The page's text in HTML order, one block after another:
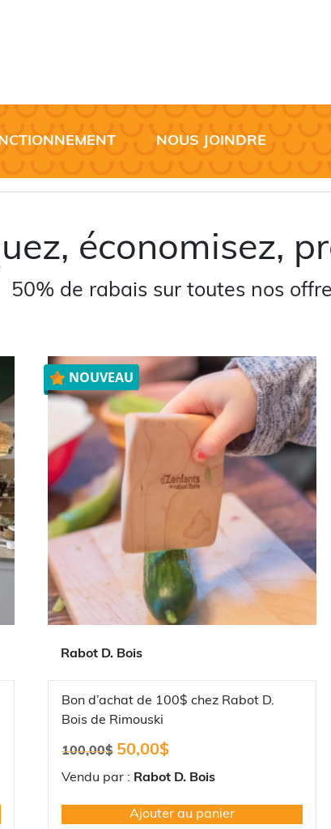
NOUS JOINDRE
économisez,
50% de rabais sur toutes nos
NOUVEAU
Rabot D. Bois
Bon d’achat de 100$ chez Rabot D.
Bois de Rimouski
100,00$
Le
initial
100,00$.
50,00$
actuel
50,00$.
Vendu par : Rabot D. Bois
Ajouter au panier